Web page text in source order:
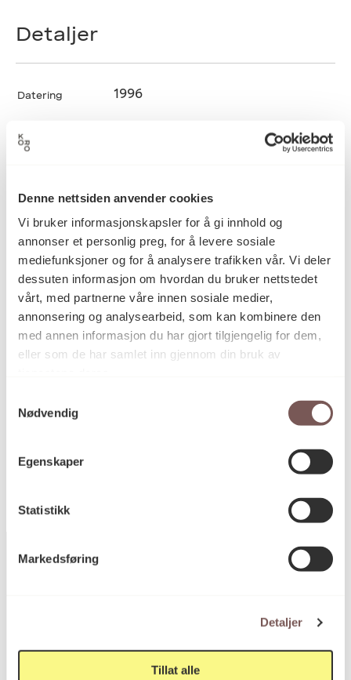
Denne nettsiden anvender cookies
Vi bruker informasjonskapsler for å gi innhold og
annonser et personlig preg, for å levere sosiale
mediefunksjoner og for å analysere trafikken vår. Vi deler
dessuten informasjon om hvordan du bruker nettstedet
vårt, med partnerne våre innen sosiale medier,
annonsering og analysearbeid, som kan kombinere den
med annen informasjon du har gjort tilgjengelig for dem,
eller som de har samlet inn gjennom din bruk av
Nødvendig
Egenskaper
Statistikk
Markedsføring
Detaljer
Tillat alle
Detaljer
Datering 1996
Kategori Collage
Mål
Dybde: 0cm
Bredde: 0cm
Høyde: 0cm